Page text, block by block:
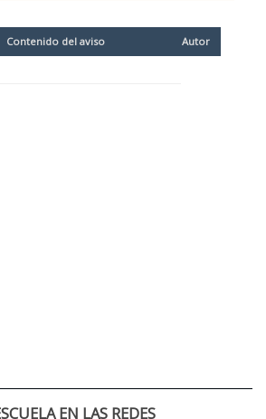
Contenido del aviso Autor
EN LAS REDES